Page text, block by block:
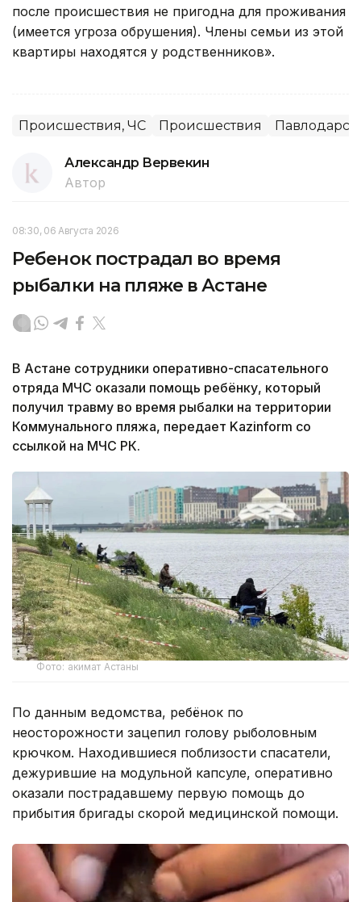
после происшествия не пригодна для проживания
(имеется угроза обрушения). Члены семьи из этой
квартиры находятся у родственников».
Происшествия, ЧС Происшествия
Александр Вервекин
Автор
08:30, 06 Августа 2026
Ребенок пострадал во время
рыбалки на пляже в Астане
В Астане сотрудники оперативно-спасательного
отряда МЧС оказали помощь ребёнку, который
получил травму во время рыбалки на территории
Коммунального пляжа, передает Kazinform со
ссылкой на МЧС РК.
Фото: акимат Астаны
По данным ведомства, ребёнок по
неосторожности зацепил голову рыболовным
крючком. Находившиеся поблизости спасатели,
дежурившие на модульной капсуле, оперативно
оказали пострадавшему первую помощь до
прибытия бригады скорой медицинской помощи.